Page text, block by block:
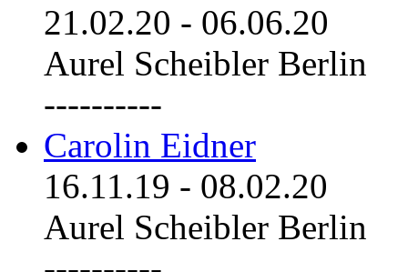
21.02.20 - 06.06.20
Aurel Scheibler Berlin
----------
Carolin Eidner
16.11.19 - 08.02.20
Aurel Scheibler Berlin